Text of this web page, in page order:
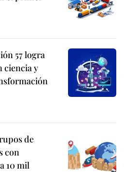
57 logra
ciencia y
de
con
10 mil